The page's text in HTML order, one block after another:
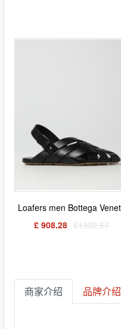
Loafers men Bottega
£ 908.28 £1302.67
商家介绍 品牌介绍